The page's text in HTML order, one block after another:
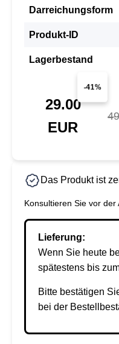
Darreichungsform
Produkt-ID
Lagerbestand
-41%
29.00
EUR
Das Produkt ist
Konsultieren Sie vor
Lieferung:
Wenn Sie heute
spätestens bis
Bitte bestätigen
bei der